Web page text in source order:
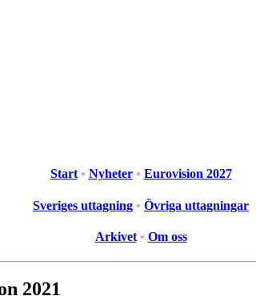
Start • Nyheter • Eurovision 2027
Sveriges uttagning • Övriga uttagningar
Arkivet • Om oss
2021